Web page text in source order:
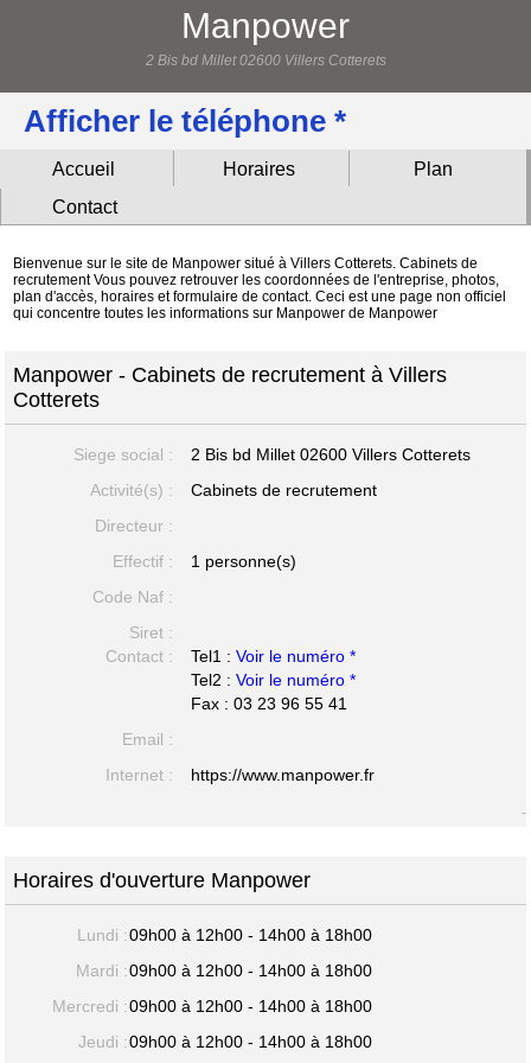
Manpower
2 Bis bd Millet 02600 Villers Cotterets
Afficher le téléphone *
Accueil Horaires
Plan
Contact
Bienvenue sur le site de Manpower situé à Villers Cotterets. Cabinets de
recrutement Vous pouvez retrouver les coordonnées de l'entreprise, photos,
plan d'accès, horaires et formulaire de contact. Ceci est une page non officiel
qui concentre toutes les informations sur Manpower de Manpower
Manpower - Cabinets de recrutement à Villers
Cotterets
Siege social : 2 Bis bd Millet02600 Villers Cotterets
Activité(s) :
Cabinets de recrutement
Directeur :
Effectif :
1 personne(s)
Code Naf :
Siret :
Contact :
Tel1 :Voir le numéro *
Tel2 :Voir le numéro *
Fax : 03 23 96 55 41
Email :
Internet :
https://www.manpower.fr
-
Horaires d'ouverture Manpower
Lundi :09h00 à 12h00 - 14h00 à 18h00
Mardi :09h00 à 12h00 - 14h00 à 18h00
Mercredi :09h00 à 12h00 - 14h00 à 18h00
Jeudi :09h00 à 12h00 - 14h00 à 18h00